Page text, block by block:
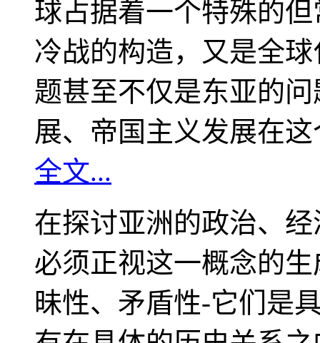
球占据着一个特殊的
冷战的构造，又是全
题甚至不仅是东亚的
展、帝国主义发展在
全文...
在探讨亚洲的政治、
必须正视这一概念的
昧性、矛盾性-它们是